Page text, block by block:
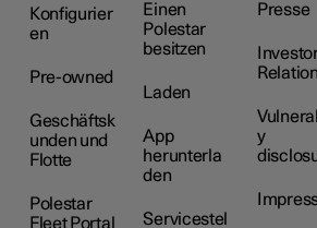
Konfigurier
en
Pre-owned
Geschäftsk
unden und
Flotte
Polestar
Fleet Portal
Einen
Polestar
besitzen
Laden
App
herunterla
den
Servicestel
Presse
y